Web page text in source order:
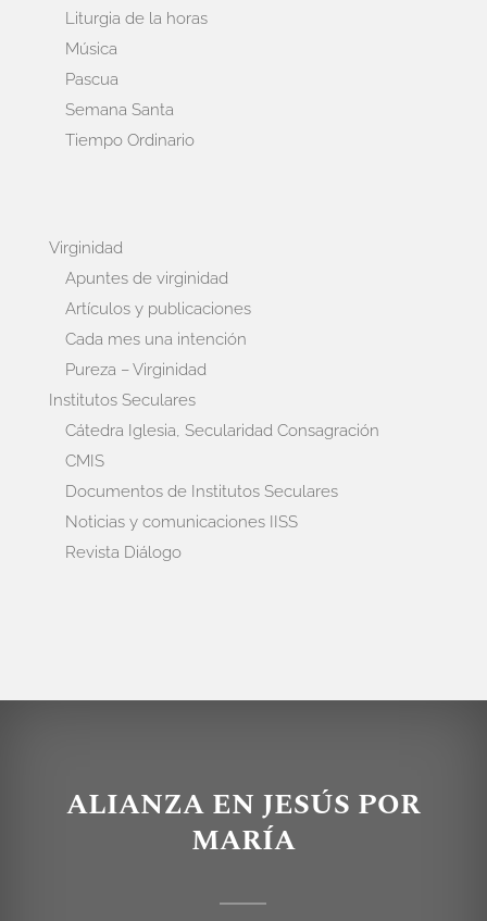
Liturgia de la horas
Música
Pascua
Semana Santa
Tiempo Ordinario
Virginidad
Apuntes de virginidad
Artículos y publicaciones
Cada mes una intención
Pureza – Virginidad
Institutos Seculares
Cátedra Iglesia, Secularidad Consagración
CMIS
Documentos de Institutos Seculares
Noticias y comunicaciones IISS
Revista Diálogo
ALIANZA EN JESÚS POR
MARÍA